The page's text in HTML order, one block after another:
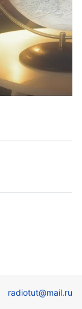
radiotut@mail.ru